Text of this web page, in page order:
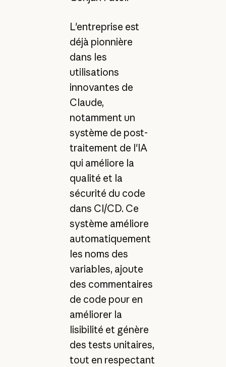
L'entreprise est
déjà pionnière
dans les
utilisations
innovantes de
Claude,
notamment un
système de post-
traitement de l'IA
qui améliore la
qualité et la
sécurité du code
dans CI/CD. Ce
système améliore
automatiquement
les noms des
variables, ajoute
des commentaires
de code pour en
améliorer la
lisibilité et génère
des tests unitaires,
tout en respectant